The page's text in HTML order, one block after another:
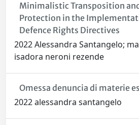
Minimalistic Transposition
Protection in the
Defence Rights Directives
2022 Alessandra Santangelo;
isadora neroni rezende
Omessa denuncia di materie
2022 alessandra santangelo